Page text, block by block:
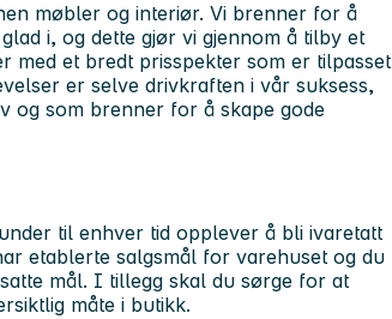
møbler og interiør. Vi brenner for å
i, og dette gjør vi gjennom å tilby et
med et bredt prisspekter som er tilpasset
er selve drivkraften i vår suksess,
og som brenner for å skape gode
til enhver tid opplever å bli ivaretatt
etablerte salgsmål for varehuset og du
mål. I tillegg skal du sørge for at
måte i butikk.